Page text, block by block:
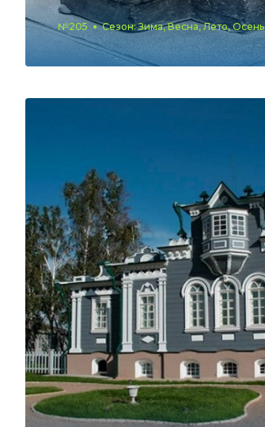
№205 Сезон: Зима, Весна, Лето, Осень